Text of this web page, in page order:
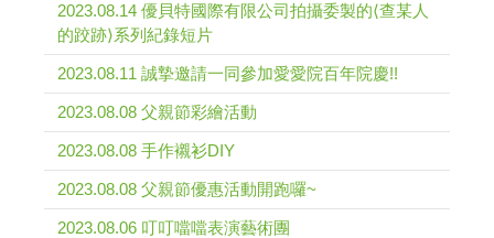
2023.08.14 優貝特國際有限公司拍攝委製的⟨查某人
的跤跡⟩系列紀錄短片
2023.08.11 誠摯邀請一同參加愛愛院百年院慶!!
2023.08.08 父親節彩繪活動
2023.08.08 手作襯衫DIY
2023.08.08 父親節優惠活動開跑囉~
2023.08.06 叮叮噹噹表演藝術團